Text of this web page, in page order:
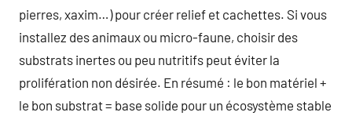
pierres, xaxim…) pour créer relief et cachettes. Si vous
installez des animaux ou micro-faune, choisir des
substrats inertes ou peu nutritifs peut éviter la
prolifération non désirée. En résumé : le bon matériel +
le bon substrat = base solide pour un écosystème stable